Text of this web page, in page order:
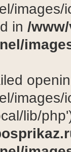
in /
images/
lib/